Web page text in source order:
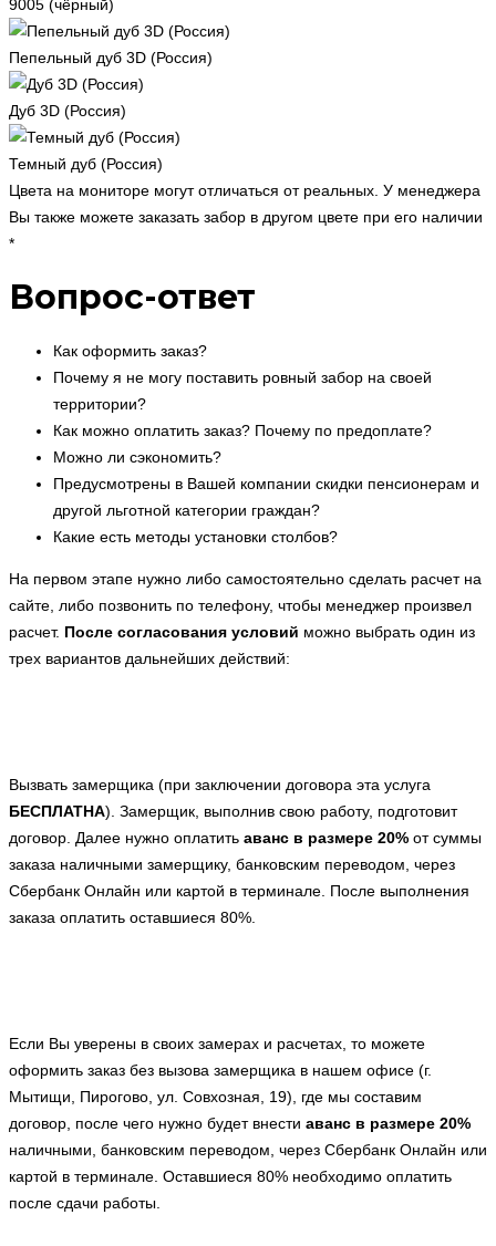
9005 (чёрный)
Пепельный дуб 3D (Россия)
Дуб 3D (Россия)
Темный дуб (Россия)
Цвета на мониторе могут отличаться от реальных. У менеджера
Вы также можете заказать забор в другом цвете при его наличии
*
Вопрос-ответ
Как оформить заказ?
Почему я не могу поставить ровный забор на своей
территории?
Как можно оплатить заказ? Почему по предоплате?
Можно ли сэкономить?
Предусмотрены в Вашей компании скидки пенсионерам и
другой льготной категории граждан?
Какие есть методы установки столбов?
На первом этапе нужно либо самостоятельно сделать расчет на
сайте, либо позвонить по телефону, чтобы менеджер произвел
расчет. После согласования условий можно выбрать один из
трех вариантов дальнейших действий:
Вызвать замерщика (при заключении договора эта услуга
БЕСПЛАТНА). Замерщик, выполнив свою работу, подготовит
договор. Далее нужно оплатить аванс в размере 20% от суммы
заказа наличными замерщику, банковским переводом, через
Сбербанк Онлайн или картой в терминале. После выполнения
заказа оплатить оставшиеся 80%.
Если Вы уверены в своих замерах и расчетах, то можете
оформить заказ без вызова замерщика в нашем офисе (г.
Мытищи, Пирогово, ул. Совхозная, 19), где мы составим
договор, после чего нужно будет внести аванс в размере 20%
наличными, банковским переводом, через Сбербанк Онлайн или
картой в терминале. Оставшиеся 80% необходимо оплатить
после сдачи работы.